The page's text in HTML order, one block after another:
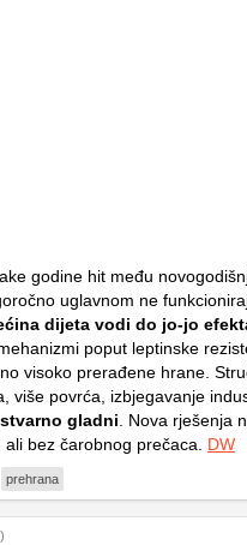
godine hit među
uglavnom ne
dijeta vodi do jo-jo
poput leptinske
visoko prerađene hrane.
više povrća, izbjegavanje
gladni . Nova rješenja
bez čarobnog prečaca. DW
prehrana